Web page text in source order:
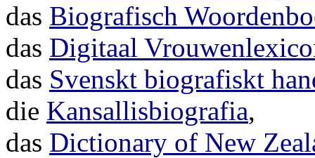
das Biografisch
das Digitaal
das Svenskt biografiskt
die Kansallisbiografia,
das Dictionary of New